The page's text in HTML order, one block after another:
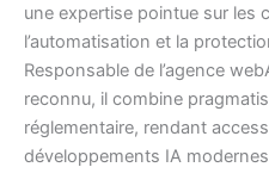
une expertise pointue sur les
l’automatisation et la
Responsable de l’agence
reconnu, il combine
réglementaire, rendant
développements IA